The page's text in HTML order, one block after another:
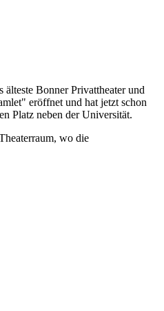
Bonner Privattheater und
eröffnet und hat jetzt schon
Platz neben der Universität.
wo die